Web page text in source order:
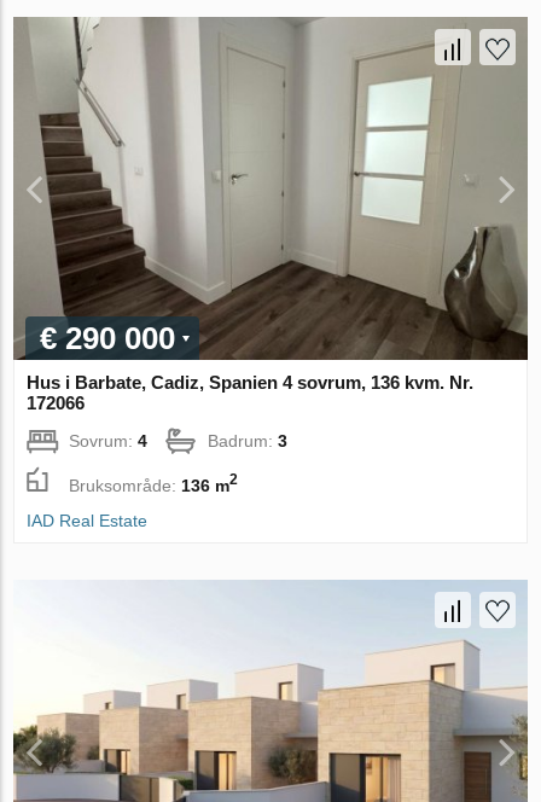
€ 290 000
Hus i Barbate, Cadiz, Spanien 4 sovrum, 136 kvm. Nr.
172066
Sovrum:4 Badrum:3
Bruksområde: 136 m2
IAD Real Estate